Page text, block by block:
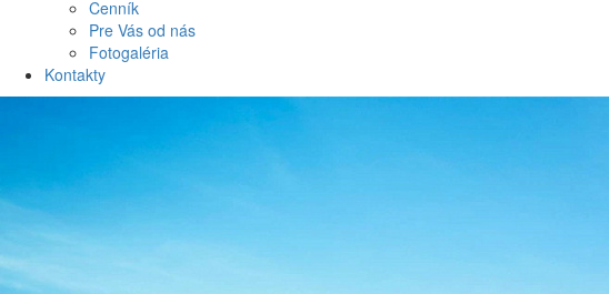
Cenník
Pre Vás od nás
Fotogaléria
Kontakty